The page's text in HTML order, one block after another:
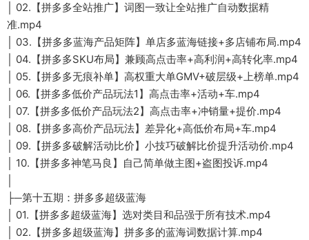
│ 02.【拼多多全站推广】词图一致让全站推广自动数据精
准.mp4
│ 03.【拼多多蓝海产品矩阵】单店多蓝海链接+多店铺布局.mp4
│ 04.【拼多多SKU布局】兼顾高点击率+高利润+高转化率.mp4
│ 05.【拼多多无痕补单】高权重大单GMV+破层级+上榜单.mp4
│ 06.【拼多多低价产品玩法1】高点击率+活动+车.mp4
│ 07.【拼多多低价产品玩法2】高点击率+冲销量+提价.mp4
│ 08.【拼多多高价产品玩法】差异化+高低价布局+车.mp4
│ 09.【拼多多破解活动比价】小技巧破解比价提升活动价.mp4
│ 10.【拼多多神笔马良】自己简单做主图+盗图投诉.mp4
├─第十五期：拼多多超级蓝海
│ 01.【拼多多超级蓝海】选对类目和品强于所有技术.mp4
│ 02.【拼多多超级蓝海】拼多多的蓝海词数据计算.mp4